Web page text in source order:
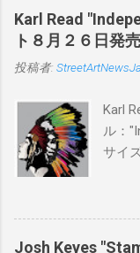
日(
ン：
Karl Read
ト８月２６日発売
投稿者:
Karl
ル：
サイ
ドフ
25）
Josh Keyes